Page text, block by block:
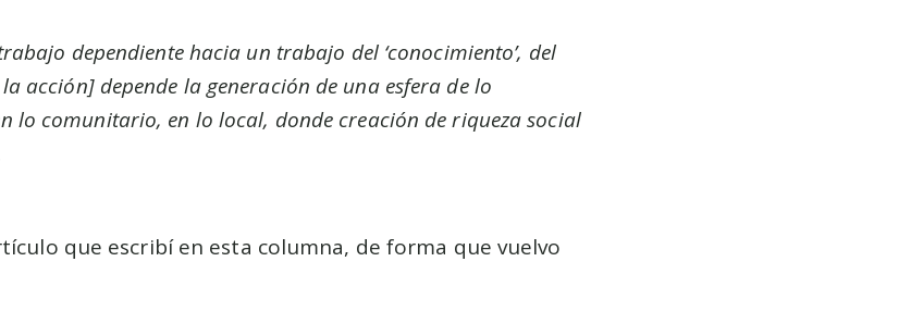
dependiente hacia un trabajo del ‘conocimiento’, del
acción] depende la generación de una esfera de lo
lo comunitario, en lo local, donde creación de riqueza social
que escribí en esta columna, de forma que vuelvo